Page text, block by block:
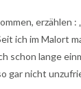
erzählen
ich im Malort
schon lange
gar nicht